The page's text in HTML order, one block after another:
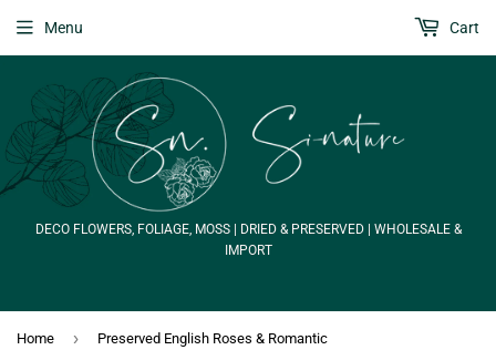
DECO FLOWERS, FOLIAGE, MOSS | DRIED & PRESERVED | WHOLESALE &
IMPORT
Menu Cart
Home › Preserved English Roses & Romantic